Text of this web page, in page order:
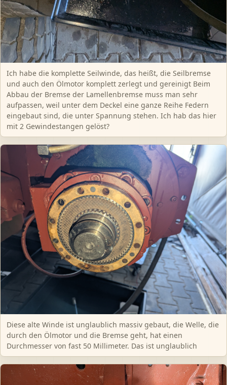
Ich habe die komplette Seilwinde, das heißt, die Seilbremse
und auch den Ölmotor komplett zerlegt und gereinigt Beim
Abbau der Bremse der Lamellenbremse muss man sehr
aufpassen, weil unter dem Deckel eine ganze Reihe Federn
eingebaut sind, die unter Spannung stehen. Ich hab das hier
mit 2 Gewindestangen gelöst?
Diese alte Winde ist unglaublich massiv gebaut, die Welle, die
durch den Ölmotor und die Bremse geht, hat einen
Durchmesser von fast 50 Millimeter. Das ist unglaublich